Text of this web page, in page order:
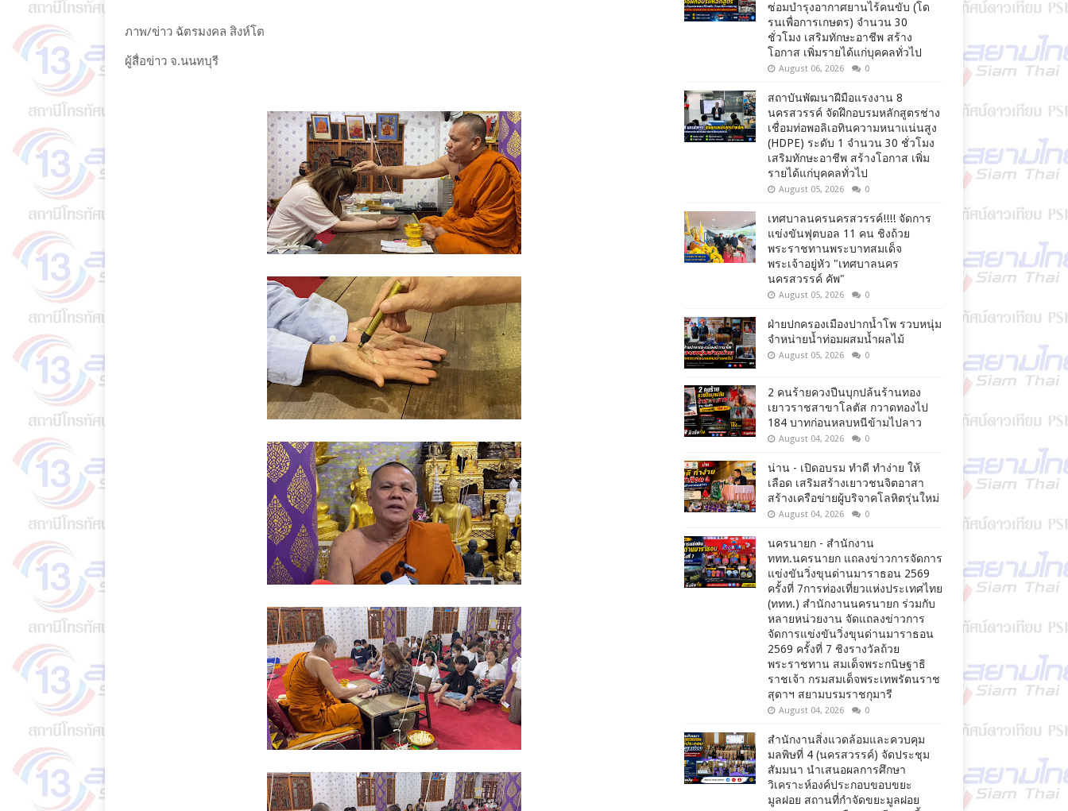
ภาพ/ข่าว ฉัตรมงคล สิงห์โต
ผู้สื่อข่าว จ.นนทบุรี
ซ่อมบำรุงอากาศยานไร้คนขับ (โด
รนเพื่อการเกษตร) จำนวน 30
ชั่วโมง เสริมทักษะอาชีพ สร้าง
โอกาส เพิ่มรายได้แก่บุคคลทั่วไป
August 06, 2026 0
สถาบันพัฒนาฝีมือแรงงาน 8
นครสวรรค์ จัดฝึกอบรมหลักสูตรช่าง
เชื่อมท่อพอลิเอทินความหนาแน่นสูง
(HDPE) ระดับ 1 จำนวน 30 ชั่วโมง
เสริมทักษะอาชีพ สร้างโอกาส เพิ่ม
รายได้แก่บุคคลทั่วไป
August 05, 2026 0
เทศบาลนครนครสวรรค์!!!! จัดการ
แข่งขันฟุตบอล 11 คน ชิงถ้วย
พระราชทานพระบาทสมเด็จ
พระเจ้าอยู่หัว "เทศบาลนคร
นครสวรรค์ คัพ"
August 05, 2026 0
ฝ่ายปกครองเมืองปากน้ำโพ รวบหนุ่ม
จำหน่ายน้ำท่อมผสมน้ำผลไม้
August 05, 2026 0
2 คนร้ายควงปืนบุกปล้นร้านทอง
เยาวราชสาขาโลตัส กวาดทองไป
184 บาทก่อนหลบหนีข้ามไปลาว
August 04, 2026 0
น่าน - เปิดอบรม ทำดี ทำง่าย ให้
เลือด เสริมสร้างเยาวชนจิตอาสา
สร้างเครือข่ายผู้บริจาคโลหิตรุ่นใหม่
August 04, 2026 0
นครนายก - สำนักงาน
ททท.นครนายก แถลงข่าวการจัดการ
แข่งขันวิ่งขุนด่านมาราธอน 2569
ครั้งที่ 7การท่องเที่ยวแห่งประเทศไทย
(ททท.) สำนักงานนครนายก ร่วมกับ
หลายหน่วยงาน จัดแถลงข่าวการ
จัดการแข่งขันวิ่งขุนด่านมาราธอน
2569 ครั้งที่ 7 ชิงรางวัลถ้วย
พระราชทาน สมเด็จพระกนิษฐาธิ
ราชเจ้า กรมสมเด็จพระเทพรัตนราช
สุดาฯ สยามบรมราชกุมารี
August 04, 2026 0
สำนักงานสิ่งแวดล้อมและควบคุม
มลพิษที่ 4 (นครสวรรค์) จัดประชุม
สัมมนา นำเสนอผลการศึกษา
วิเคราะห์องค์ประกอบขอบขยะ
มูลฝอย สถานที่กำจัดขยะมูลฝอย